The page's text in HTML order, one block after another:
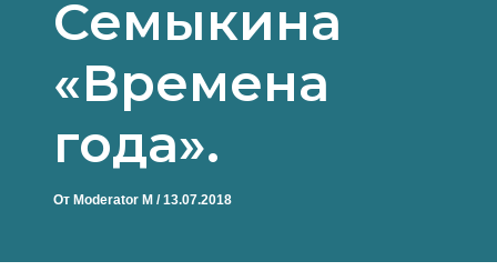
Семыкина
«Времена
года».
От Moderator M /13.07.2018